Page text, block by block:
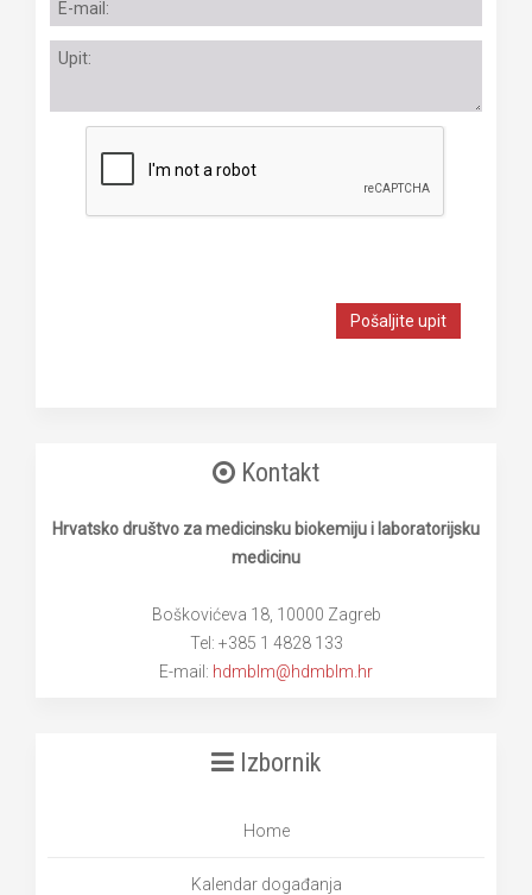
Pošaljite upit
Kontakt
Hrvatsko društvo za medicinsku biokemiju i laboratorijsku
medicinu
Boškovićeva 18, 10000 Zagreb
Tel: +385 1 4828 133
E-mail: hdmblm@hdmblm.hr
Izbornik
Home
Kalendar događanja